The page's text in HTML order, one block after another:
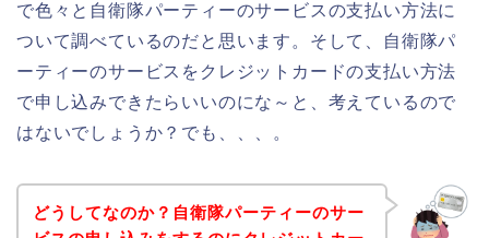
で色々と自衛隊パーティーのサービスの支払い方法に
ついて調べているのだと思います。そして、自衛隊パ
ーティーのサービスをクレジットカードの支払い方法
で申し込みできたらいいのにな～と、考えているので
はないでしょうか？でも、、、。
どうしてなのか？自衛隊パーティーのサー